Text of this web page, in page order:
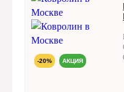
-20% АКЦИЯ